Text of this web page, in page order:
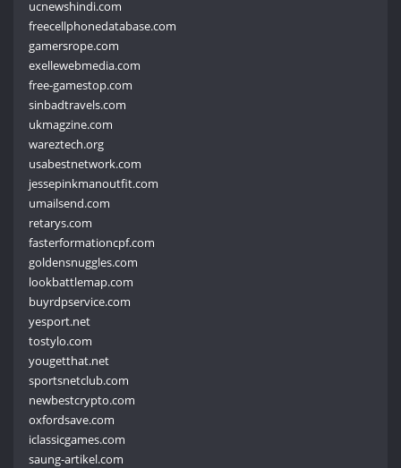
ucnewshindi.com
freecellphonedatabase.com
gamersrope.com
exellewebmedia.com
free-gamestop.com
sinbadtravels.com
ukmagzine.com
wareztech.org
usabestnetwork.com
jessepinkmanoutfit.com
umailsend.com
retarys.com
fasterformationcpf.com
goldensnuggles.com
lookbattlemap.com
buyrdpservice.com
yesport.net
tostylo.com
yougetthat.net
sportsnetclub.com
newbestcrypto.com
oxfordsave.com
iclassicgames.com
saung-artikel.com